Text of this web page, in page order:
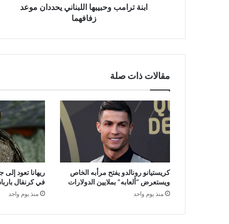
ابنة ترامب وحبيبها اللبناني يحددان موعد
زفافهما
مقالات ذات صلة
كريستيانو رونالدو يفتح مرأبه الخاص
ويستعرض “ألعابه” بملايين الدولارات
منذ يوم واحد
ريهانا تعود
في كرنفال
منذ يوم واحد